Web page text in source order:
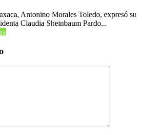
Antonino Morales Toledo, expresó su
Claudia Sheinbaum Pardo...